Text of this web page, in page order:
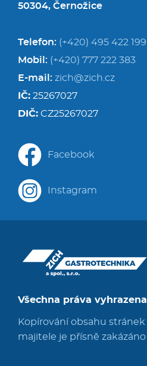
Všechna práva
Kopírování obsahu
majitele je přísně zakázáno
50304, Černožice
Telefon: (+420) 495 422 199
Mobil: (+420) 777 222 383
E-mail: zich@zich.cz
IČ: 25267027
DIČ: CZ25267027
Facebook
Instagram